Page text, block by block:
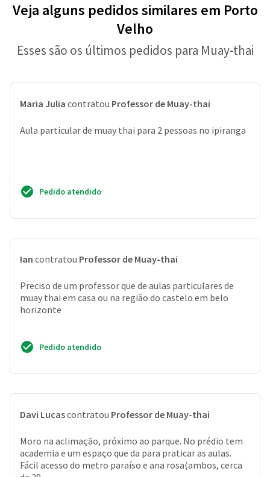
Veja alguns pedidos similares em Porto
Velho
Esses são os últimos pedidos para Muay-thai
Maria Julia contratou Professor de Muay-thai
Aula particular de muay thai para 2 pessoas no ipiranga
Pedido atendido
Ian contratou Professor de Muay-thai
Preciso de um professor que de aulas particulares de
muay thai em casa ou na região do castelo em belo
horizonte
Pedido atendido
Davi Lucascontratou Professor de Muay-thai
Moro na aclimação, próximo ao parque. No prédio tem
academia e um espaço que da para praticar as aulas.
Fácil acesso do metro paraíso e ana rosa(ambos, cerca